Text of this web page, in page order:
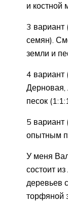
и костной
3 вариант
семян).
земли и
4 вариант
Дерновая,
песок
5 вариант
опытным
У меня
состоит
деревьев
торфяной